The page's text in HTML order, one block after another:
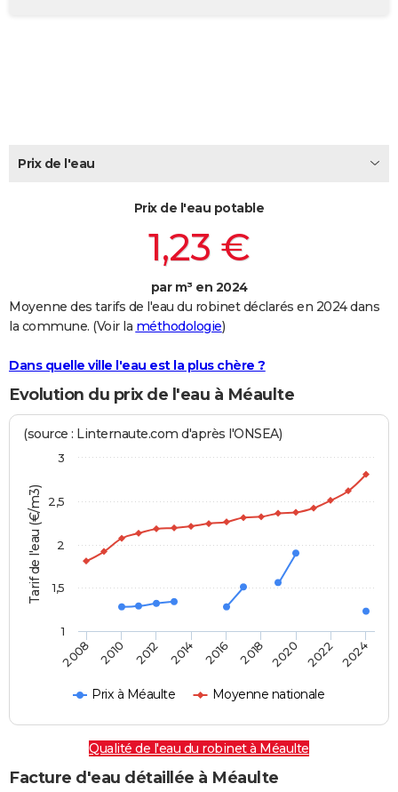
Carte de Noël
Carte Bonne année
Carte Saint-Valentin
Carte Pâques
Carte d'anniversaire
DICTIONNAIRE
FORUM
Prix de l'eau
Prix de l'eau potable
1,23 €
par m³ en 2024
Moyenne des tarifs de l'eau du robinet déclarés en 2024 dans
la commune. (Voir la méthodologie)
Dans quelle ville l'eau est la plus chère ?
Evolution du prix de l'eau à Méaulte
Tarif de l'eau (€/m3)
(source : Linternaute.com d'après l'ONSEA)
Prix à Méaulte Moyenne nationale
2008 2010 2012 2014 2016 2018 2020 2022 2024
1
1,5
2
2,5
3
Qualité de l'eau du robinet à Méaulte
Facture d'eau détaillée à Méaulte